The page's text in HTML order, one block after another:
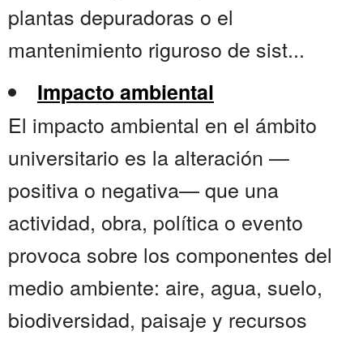
plantas depuradoras o el
mantenimiento riguroso de sist...
Impacto ambiental
El impacto ambiental en el ámbito
universitario es la alteración —
positiva o negativa— que una
actividad, obra, política o evento
provoca sobre los componentes del
medio ambiente: aire, agua, suelo,
biodiversidad, paisaje y recursos